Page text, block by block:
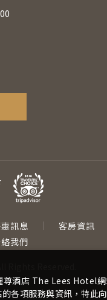
訊息 客房資訊
我們
尊酒店 The Lees Hotel
各項服務與資訊，特此